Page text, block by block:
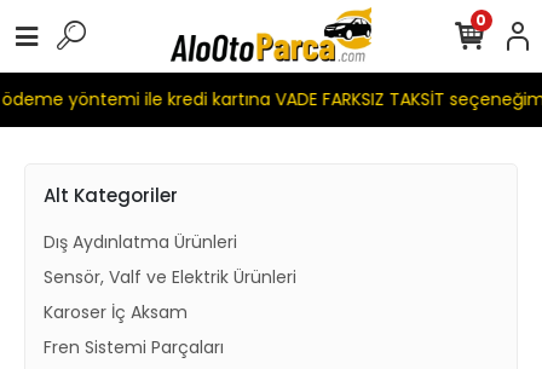
yöntemi ile kredi kartına VADE FARKSIZ TAKSİT
0
Alt Kategoriler
Dış Aydınlatma Ürünleri
Sensör, Valf ve Elektrik Ürünleri
Karoser İç Aksam
Fren Sistemi Parçaları